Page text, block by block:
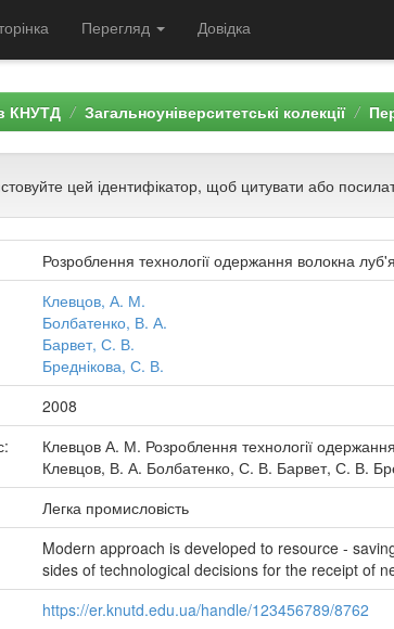
Перегляд Довідка
КНУТД Загальноуніверситетські колекції
цей ідентифікатор, щоб цитувати або
Розроблення технології одержання волокна
Клевцов, А. М.
Болбатенко, В. А.
Барвет, С. В.
Бреднікова, С. В.
2008
Клевцов А. М. Розроблення технології
Клевцов, В. А. Болбатенко, С. В. Барвет, С. В.
Легка промисловість
Modern approach is developed to resource -
sides of technological decisions for the receipt of
https://er.knutd.edu.ua/handle/123456789/8762